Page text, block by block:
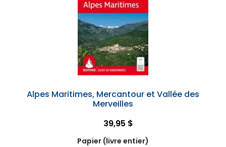
Alpes Maritimes, Mercantour et Vallée des
Merveilles
39,95 $
Papier (livre entier)